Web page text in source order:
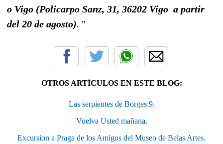
o Vigo (Policarpo Sanz, 31, 36202 Vigo  a partir
del 20 de agosto). "
OTROS ARTÍCULOS EN ESTE BLOG:
Las serpientes de Borges:9.
Vuelva Usted mañana.
Excursion a Praga de los Amigos del Museo de Belas Artes.